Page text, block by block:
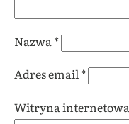
Nazwa*
Adres email*
Witryna internetowa